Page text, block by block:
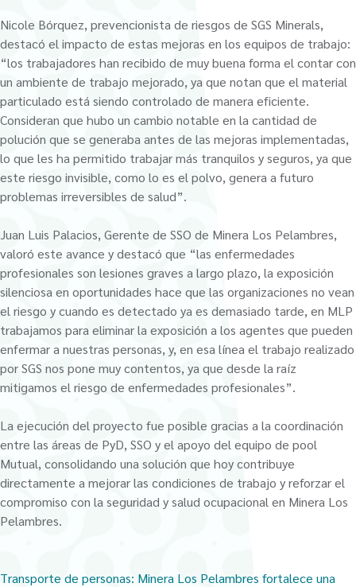
Nicole Bórquez, prevencionista de riesgos de SGS Minerals,
destacó el impacto de estas mejoras en los equipos de trabajo:
“los trabajadores han recibido de muy buena forma el contar con
un ambiente de trabajo mejorado, ya que notan que el material
particulado está siendo controlado de manera eficiente.
Consideran que hubo un cambio notable en la cantidad de
polución que se generaba antes de las mejoras implementadas,
lo que les ha permitido trabajar más tranquilos y seguros, ya que
este riesgo invisible, como lo es el polvo, genera a futuro
problemas irreversibles de salud”.
Juan Luis Palacios, Gerente de SSO de Minera Los Pelambres,
valoró este avance y destacó que “las enfermedades
profesionales son lesiones graves a largo plazo, la exposición
silenciosa en oportunidades hace que las organizaciones no vean
el riesgo y cuando es detectado ya es demasiado tarde, en MLP
trabajamos para eliminar la exposición a los agentes que pueden
enfermar a nuestras personas, y, en esa línea el trabajo realizado
por SGS nos pone muy contentos, ya que desde la raíz
mitigamos el riesgo de enfermedades profesionales”.
La ejecución del proyecto fue posible gracias a la coordinación
entre las áreas de PyD, SSO y el apoyo del equipo de pool
Mutual, consolidando una solución que hoy contribuye
directamente a mejorar las condiciones de trabajo y reforzar el
compromiso con la seguridad y salud ocupacional en Minera Los
Pelambres.
Transporte de personas: Minera Los Pelambres fortalece una